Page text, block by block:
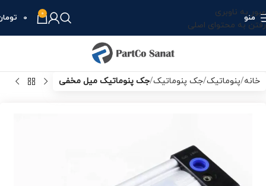
عبور به ناوبری
رفتن به محتوای اصلی
منو 0
0
خانه پنوماتیک جک پنوماتیک جک پنوماتیک میل مخفی